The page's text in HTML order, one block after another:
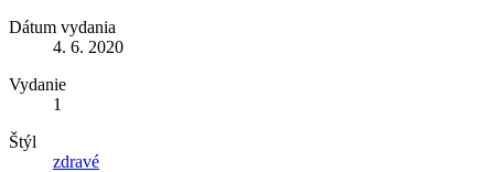
Dátum vydania
4. 6. 2020
Vydanie
1
Štýl
zdravé